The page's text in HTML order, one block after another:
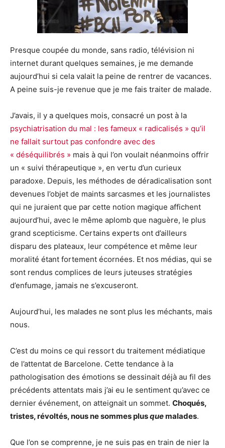
Presque coupée du monde, sans radio, télévision ni
internet durant quelques semaines, je me demande
aujourd’hui si cela valait la peine de rentrer de vacances.
A peine suis-je revenue que je me fais traiter de malade.
J’avais, il y a quelques mois, consacré un post à la
psychiatrisation du mal : les fameux « radicalisés » qu’il
ne fallait surtout pas confondre avec des
« déséquilibrés » mais à qui l’on voulait néanmoins offrir
un « suivi thérapeutique », en vertu d’un curieux
paradoxe. Depuis, les méthodes de déradicalisation sont
devenues l’objet de maints sarcasmes et les journalistes
qui ne juraient que par cette notion magique affichent
aujourd’hui, avec le même aplomb que naguère, le plus
grand scepticisme. Certains experts ont d’ailleurs
disparu des plateaux, leur compétence et même leur
moralité étant fortement écornées. Et nos médias, qui se
sont rendus complices de leurs juteuses stratégies
d’enfumage, jamais ne s’excuseront.
Aujourd’hui, les malades ne sont plus les méchants, mais
nous.
C’est du moins ce qui ressort du traitement médiatique
de l’attentat de Barcelone. Cette tendance à la
pathologisation des émotions se dessinait déjà au fil des
précédents attentats mais j’ai eu le sentiment qu’avec ce
dernier événement, on atteignait un sommet. Choqués,
tristes, révoltés, nous ne sommes plusquemalades.
Que l’on se comprenne, je ne suis pas en train de nier la